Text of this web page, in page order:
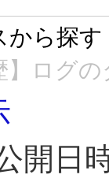
から探す
】ログ
開日